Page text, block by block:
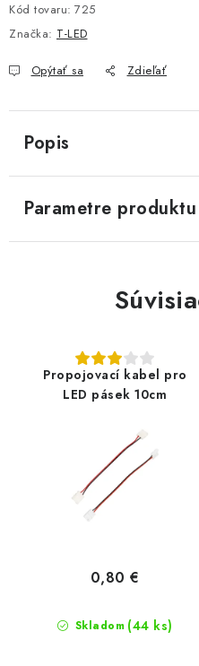
Kód tovaru: 725
Značka: T-LED
Opýtať sa Zdieľať
Popis
Parametre produktu
Propojovací kabel pro
LED pásek 10cm
Skladom (44 ks)
0,80 €